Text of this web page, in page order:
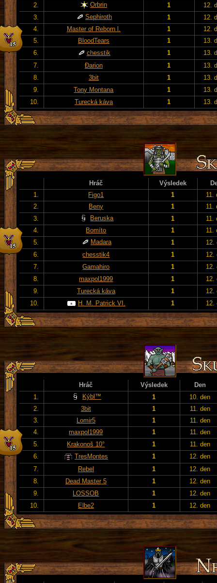
2.
Orbrin 1
12.
3.
Sephiroth 1
12.
4.
Master of Reborn l. 1
12.
5.
BloodTears 1
13.
6.
chesstik 1
13.
7.
Đarion 1
13.
8.
3bit 1
13.
9.
Tony Montana 1
13.
10.
Turecká káva 1 13.
Hráč Výsledek
1.
Figo1 1
11.
2.
Beny 1
11.
3.
Beruska 1
11.
4.
Bomíto 1
11.
5.
Madara 1
12.
6.
chesstik4 1
12.
7.
Gamahiro 1
12.
8.
maxpol1999 1
12.
9.
Turecká káva 1
12.
10.
H. M. Patrick VI. 1 12.
Hráč Výsledek
Den
1.
Kýbl™ 1
10. den
2.
3bit 1
11. den
3.
Lomir5 1
11. den
4.
maxpol1999 1
11. den
5.
Krakonoš 10° 1
11. den
6.
TresMontes 1
12. den
7.
Rebel 1
12. den
8.
Dead Master 5 1
12. den
9.
LOSSOB 1
12. den
10.
Elbe2 1 12. den